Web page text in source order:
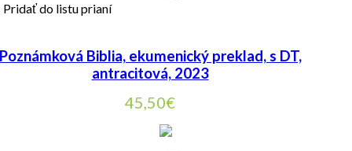
Pridať do listu prianí
Biblia, ekumenický preklad, s DT,
antracitová, 2023
45,50€